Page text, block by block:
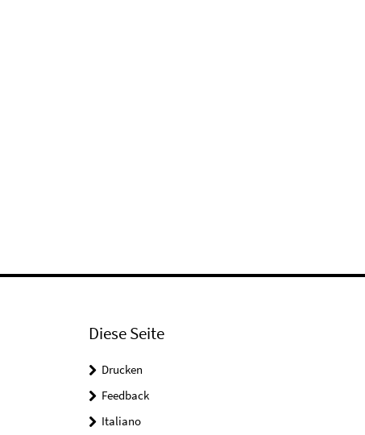
Diese Seite
Drucken
Feedback
Italiano